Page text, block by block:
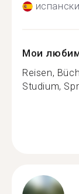
Мои
Reisen,
Studium,